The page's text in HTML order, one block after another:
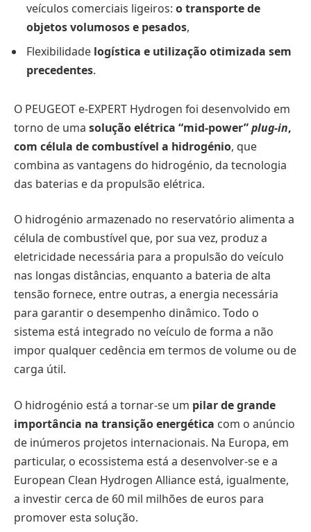
veículos comerciais ligeiros: o transporte de
objetos volumosos e pesados,
Flexibilidade logística e utilização otimizada sem
precedentes.
O PEUGEOT e-EXPERT Hydrogen foi desenvolvido em
torno de uma solução elétrica “mid-power”plug-in,
com célula de combustível a hidrogénio, que
combina as vantagens do hidrogénio, da tecnologia
das baterias e da propulsão elétrica.
O hidrogénio armazenado no reservatório alimenta a
célula de combustível que, por sua vez, produz a
eletricidade necessária para a propulsão do veículo
nas longas distâncias, enquanto a bateria de alta
tensão fornece, entre outras, a energia necessária
para garantir o desempenho dinâmico. Todo o
sistema está integrado no veículo de forma a não
impor qualquer cedência em termos de volume ou de
carga útil.
O hidrogénio está a tornar-se um pilar de grande
importância na transição energética com o anúncio
de inúmeros projetos internacionais. Na Europa, em
particular, o ecossistema está a desenvolver-se e a
European Clean Hydrogen Alliance está, igualmente,
a investir cerca de 60 mil milhões de euros para
promover esta solução.